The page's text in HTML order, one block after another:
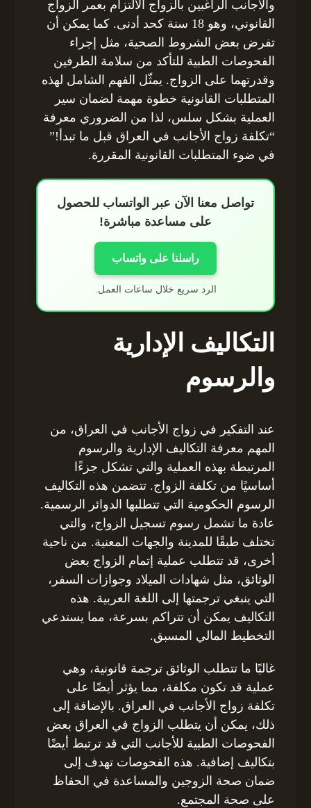
والأجانب الراغبين بالزواج الالتزام بعمر الزواج
القانوني، وهو 18 سنة كحد أدنى. كما يمكن أن
تفرض بعض الشروط الصحية، مثل إجراء
الفحوصات الطبية للتأكد من سلامة الطرفين
وقدرتهما على الزواج. يمثّل الفهم الشامل لهذه
المتطلبات القانونية خطوة مهمة لضمان سير
العملية بشكل سلس، لذا من الضروري معرفة
“تكلفة زواج الأجانب في العراق قبل ما تبدأ!”
في ضوء المتطلبات القانونية المقررة.
تواصل معنا الآن عبر الواتساب للحصول
على مساعدة مباشرة!
راسلنا على واتساب
الرد سريع خلال ساعات العمل.
التكاليف الإدارية
والرسوم
عند التفكير في زواج الأجانب في العراق، من
المهم معرفة التكاليف الإدارية والرسوم
المرتبطة بهذه العملية والتي تشكل جزءًا
أساسيًا من تكلفة الزواج. تتضمن هذه التكاليف
الرسوم الحكومية التي تتطلبها الدوائر الرسمية.
عادة ما تشمل رسوم تسجيل الزواج، والتي
تختلف طبقًا للمدينة والجهات المعنية. من ناحية
أخرى، قد تتطلب عملية إتمام الزواج بعض
الوثائق، مثل شهادات الميلاد وجوازات السفر،
التي ينبغي ترجمتها إلى اللغة العربية. هذه
التكاليف يمكن أن تتراكم بسرعة، مما يستدعي
التخطيط المالي المسبق.
غالبًا ما تتطلب الوثائق ترجمة قانونية، وهي
عملية قد تكون مكلفة، مما يؤثر أيضًا على
تكلفة زواج الأجانب في العراق. بالإضافة إلى
ذلك، يمكن أن يتطلب الزواج في العراق بعض
الفحوصات الطبية للأجانب التي قد ترتبط أيضًا
بتكاليف إضافية. هذه الفحوصات تهدف إلى
ضمان صحة الزوجين والمساعدة في الحفاظ
على صحة المجتمع.